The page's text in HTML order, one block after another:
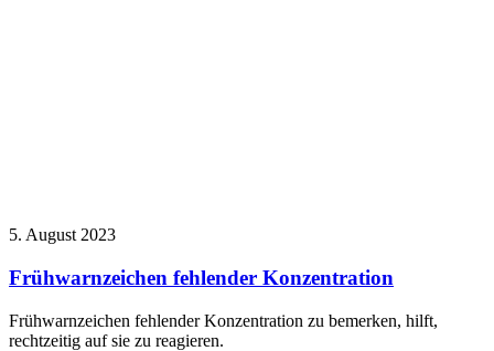
5. August 2023
Frühwarnzeichen fehlender Konzentration
Frühwarnzeichen fehlender Konzentration zu bemerken, hilft,
rechtzeitig auf sie zu reagieren.